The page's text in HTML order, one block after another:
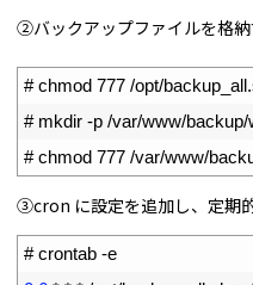
②バックアップファイルを格
# chmod 777 /opt/
# mkdir -p /var/www/backup/
# chmod 777 /var/www/
③cron に設定を追加し、定期
# crontab -e